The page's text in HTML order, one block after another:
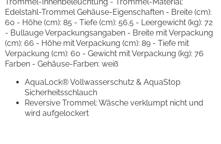
Edelstahl-Trommel Gehäuse-Eigenschaften - Breite (cm):
60 - Höhe (cm): 85 - Tiefe (cm): 56.5 - Leergewicht (kg): 72
- Bullauge Verpackungsangaben - Breite mit Verpackung
(cm): 66 - Höhe mit Verpackung (cm): 89 - Tiefe mit
Verpackung (cm): 60 - Gewicht mit Verpackung (kg): 76
Farben - Gehäuse-Farben: weiß
AquaLock® Vollwasserschutz & AquaStop
Sicherheitsschlauch
Reversive Trommel: Wäsche verklumpt nicht und
wird aufgelockert